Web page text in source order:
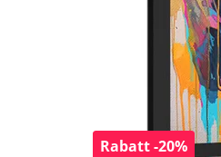
Rabatt -20%